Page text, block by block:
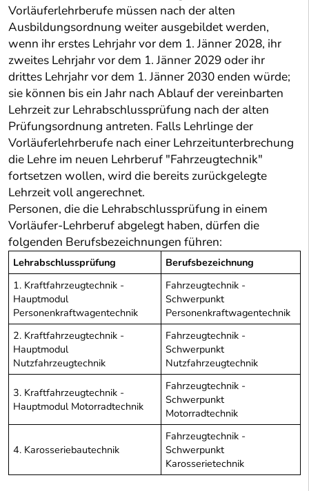
Vorläuferlehrberufe müssen nach der alten
Ausbildungsordnung weiter ausgebildet werden,
wenn ihr erstes Lehrjahr vor dem 1. Jänner 2028, ihr
zweites Lehrjahr vor dem 1. Jänner 2029 oder ihr
drittes Lehrjahr vor dem 1. Jänner 2030 enden würde;
sie können bis ein Jahr nach Ablauf der vereinbarten
Lehrzeit zur Lehrabschlussprüfung nach der alten
Prüfungsordnung antreten. Falls Lehrlinge der
Vorläuferlehrberufe nach einer Lehrzeitunterbrechung
die Lehre im neuen Lehrberuf "Fahrzeugtechnik"
fortsetzen wollen, wird die bereits zurückgelegte
Lehrzeit voll angerechnet.
Personen, die die Lehrabschlussprüfung in einem
Vorläufer-Lehrberuf abgelegt haben, dürfen die
folgenden Berufsbezeichnungen führen:
Lehrabschlussprüfung
Berufsbezeichnung
1. Kraftfahrzeugtechnik -
Hauptmodul
Personenkraftwagentechnik
Fahrzeugtechnik -
Schwerpunkt
Personenkraftwagentechnik
2. Kraftfahrzeugtechnik -
Hauptmodul
Nutzfahrzeugtechnik
Fahrzeugtechnik -
Schwerpunkt
Nutzfahrzeugtechnik
3. Kraftfahrzeugtechnik -
Hauptmodul Motorradtechnik
Fahrzeugtechnik -
Schwerpunkt
Motorradtechnik
4. Karosseriebautechnik
Fahrzeugtechnik -
Schwerpunkt
Karosserietechnik